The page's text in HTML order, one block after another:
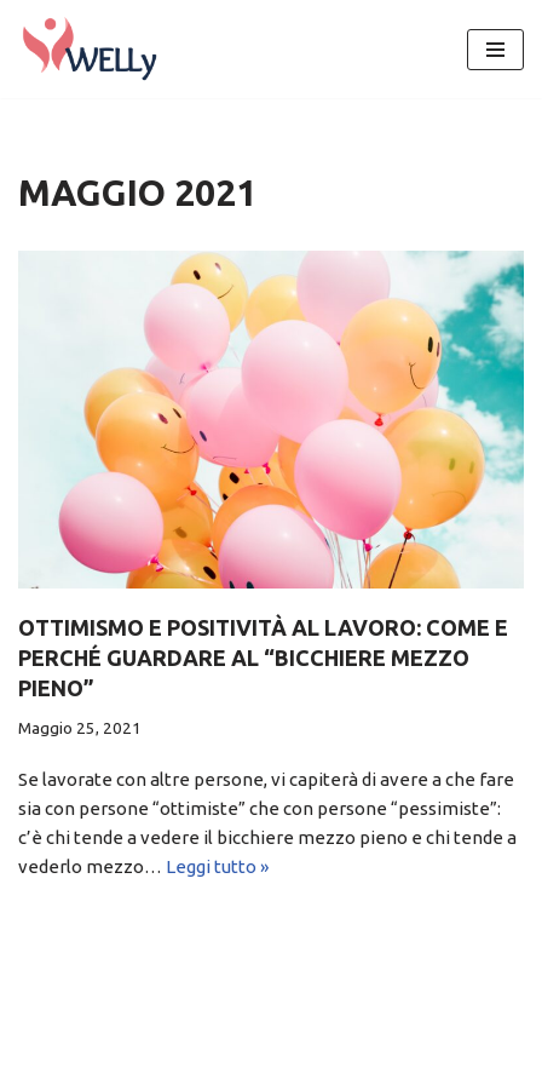
Vai
MAGGIO 2021
OTTIMISMO E POSITIVITÀ AL LAVORO: COME E
PERCHÉ GUARDARE AL “BICCHIERE MEZZO
PIENO”
Maggio 25, 2021
Se lavorate con altre persone, vi capiterà di avere a che fare
sia con persone “ottimiste” che con persone “pessimiste”:
c’è chi tende a vedere il bicchiere mezzo pieno e chi tende a
vederlo mezzo… Leggi tutto »